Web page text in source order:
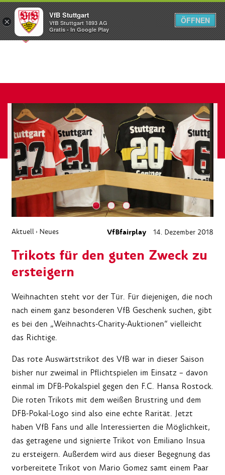
Menü
Aktuell › Neues VfBfairplay 14. Dezember 2018
Trikots für den guten Zweck zu
ersteigern
Weihnachten steht vor der Tür. Für diejenigen, die noch
nach einem ganz besonderen VfB Geschenk suchen, gibt
es bei den „Weihnachts-Charity-Auktionen“ vielleicht
das Richtige.
Das rote Auswärtstrikot des VfB war in dieser Saison
bisher nur zweimal in Pflichtspielen im Einsatz – davon
einmal im DFB-Pokalspiel gegen den F.C. Hansa Rostock.
Die roten Trikots mit dem weißen Brustring und dem
DFB-Pokal-Logo sind also eine echte Rarität. Jetzt
haben VfB Fans und alle Interessierten die Möglichkeit,
das getragene und signierte Trikot von Emiliano Insua
zu ersteigern. Außerdem wird aus dieser Begegnung das
vorbereitete Trikot von Mario Gomez samt einem Paar
×
VfB Stuttgart
VfB Stuttgart 1893 AG
Gratis - In Google Play
ÖFFNEN